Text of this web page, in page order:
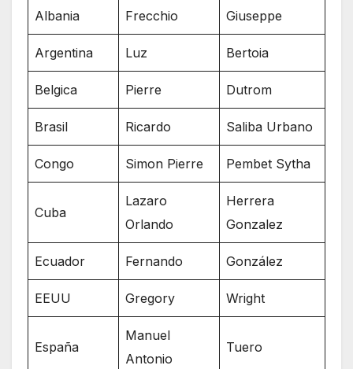
Albania Frecchio Giuseppe
Argentina Luz Bertoia
Belgica Pierre Dutrom
Brasil Ricardo Saliba Urbano
Congo Simon Pierre Pembet Sytha
Cuba
Lazaro
Orlando
Herrera
Gonzalez
Ecuador Fernando González
EEUU Gregory Wright
España
Manuel
Antonio
Tuero